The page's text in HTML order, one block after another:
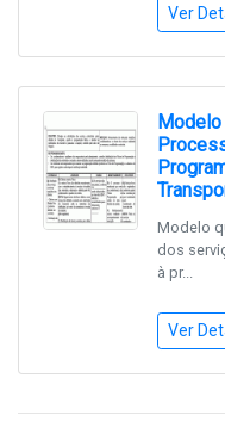
Ver
Modelo
Modelo
dos
à pr...
Ver